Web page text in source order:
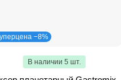
−8%
В наличии 5 шт.